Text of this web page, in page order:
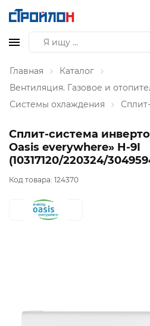
Главная
Каталог
Системы охлаждения
Сплит-система
Оasis everywhere» H-9I
(10317120/220324/
Код товара: 124370